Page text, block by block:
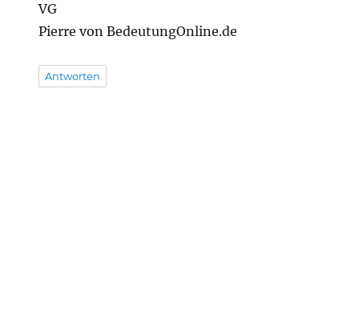
VG
Pierre von BedeutungOnline.de
Antworten